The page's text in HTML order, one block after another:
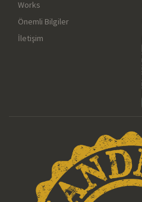
Works
Önemli Bilgiler
İletişim